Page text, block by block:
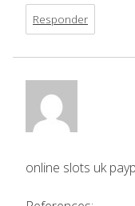
Responder
online slots uk